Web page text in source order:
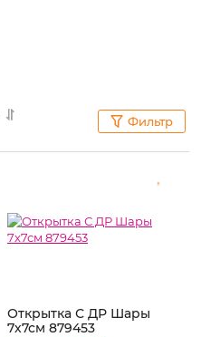
Фильтр
Открытка С ДР Шары
7х7см 879453